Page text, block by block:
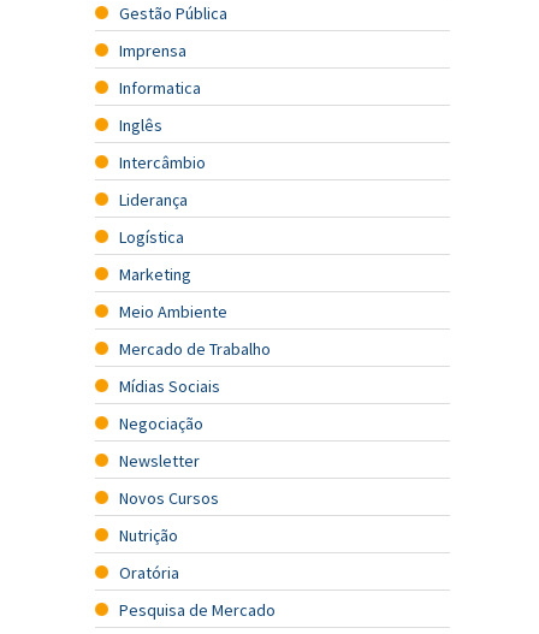
Gestão Pública
Imprensa
Informatica
Inglês
Intercâmbio
Liderança
Logística
Marketing
Meio Ambiente
Mercado de Trabalho
Mídias Sociais
Negociação
Newsletter
Novos Cursos
Nutrição
Oratória
Pesquisa de Mercado